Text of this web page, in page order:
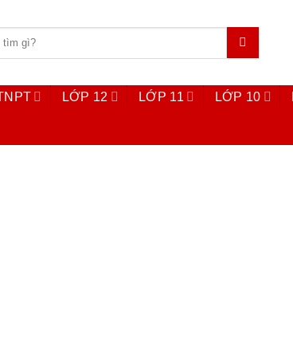
LỚP 12 LỚP 11 LỚP 10